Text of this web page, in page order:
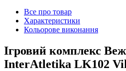
Все про товар
Характеристики
Кольорове виконання
Ігровий комплекс
InterAtletika LK102